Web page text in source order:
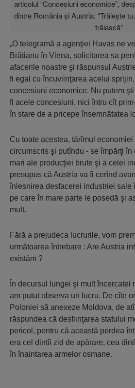
„O telegramă a agenţiei Havas ne
Brătianu în Viena, solicitarea sa
afacerile noastre şi răspunsul
fi egal cu încuviinţarea acelui
concesiuni economice. Nu putem
fi acele concesiuni, nici întru cît
în stare de a pricepe însemnătatea
Cu toate acestea, tărîmul
circumscris şi putîndu - se împărţi în
mari ale producţiei brute şi a celei
presupus că Austria va fi cerînd
înlesnirea desfacerei industriei sale
pe care în mare parte le posedă şi
mult.
Fără a prejudeca lucrurile, vom
următoarea întrebare : Are Austria
existăm ?
În decursul lungei şi mult încercatei
am putut observa un lucru. De cîte
Poloniei să anexeze Moldova, de
răspundea că desfiinţarea statului
pericol, pentru că această perdea
era cel dintîi zid de apărare, cea
în înaintarea armelor osmane.